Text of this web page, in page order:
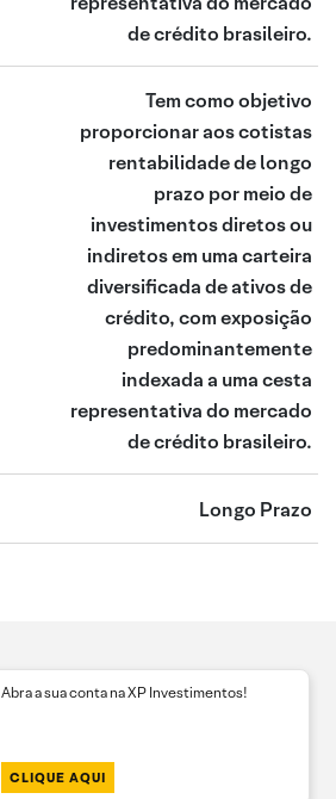
de crédito brasileiro.
Tem como objetivo
proporcionar aos cotistas
rentabilidade de longo
prazo por meio de
investimentos diretos ou
indiretos em uma carteira
diversificada de ativos de
crédito, com exposição
predominantemente
indexada a uma cesta
representativa do mercado
de crédito brasileiro.
Longo Prazo
Abra a sua conta na XP Investimentos!
CLIQUE AQUI